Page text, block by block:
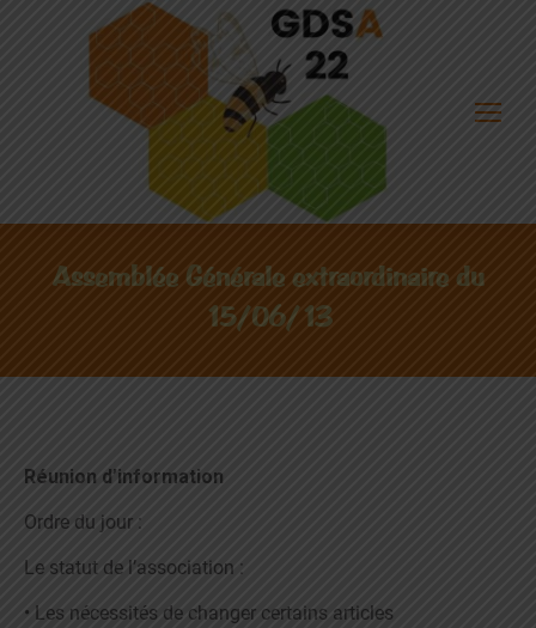
Assemblée Générale extraordinaire du
15/06/13
Réunion d’information
Ordre du jour :
Le statut de l’association :
• Les nécessités de changer certains articles